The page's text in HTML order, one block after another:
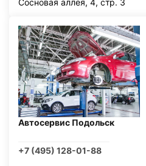
Сосновая аллея, 4, стр. 3
Автосервис Подольск
+7 (495) 128-01-88